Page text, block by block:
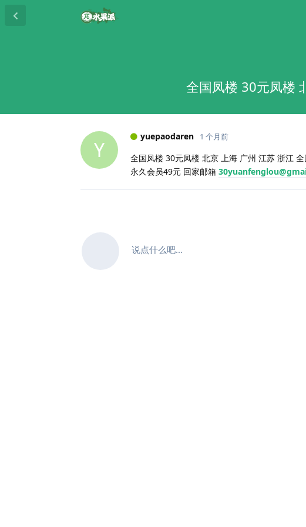
全国凤楼 30元凤楼
Y
yuepaodaren 1 个月前
全国凤楼 30元凤楼 北京 上海 广州 江苏 浙江
永久会员49元 回家邮箱
说点什么吧...